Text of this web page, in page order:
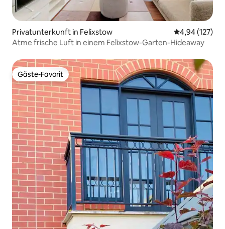
Privatunterkunft in Felixstow
4,94 (127)
Atme frische Luft in einem Felixstow-Garten-Hideaway
Gäste-Favorit
Gäste-Favorit